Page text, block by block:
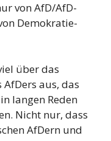
von AfD/AfD-
Demokratie-
über das
aus, das
langen Reden
Nicht nur, dass
AfDern und